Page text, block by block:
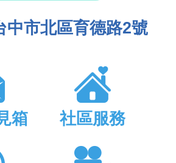
中市北區育德路2號
箱 社區服務